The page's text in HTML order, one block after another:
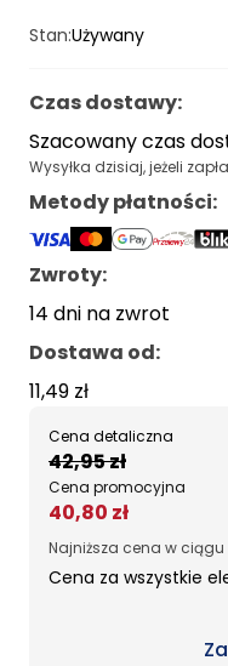
Stan:Używany
Czas dostawy:
Szacowany czas
Wysyłka dzisiaj, jeżeli
Metody płatności:
Zwroty:
14 dni na zwrot
Dostawa od:
11,49 zł
Cena detaliczna
42,95 zł
Cena promocyjna
40,80 zł
Najniższa cena w ciągu
Cena za wszystkie